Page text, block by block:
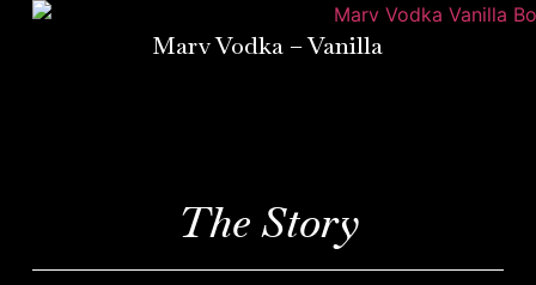
Marv Vodka – Vanilla
The Story